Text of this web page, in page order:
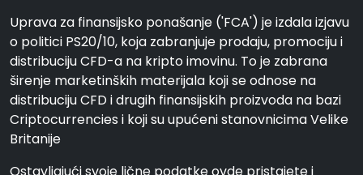
Uprava za finansijsko ponašanje ('FCA') je izdala izjavu
o politici PS20/10, koja zabranjuje prodaju, promociju i
distribuciju CFD-a na kripto imovinu. To je zabrana
širenje marketinških materijala koji se odnose na
distribuciju CFD i drugih finansijskih proizvoda na bazi
Criptocurrencies i koji su upućeni stanovnicima Velike
Britanije